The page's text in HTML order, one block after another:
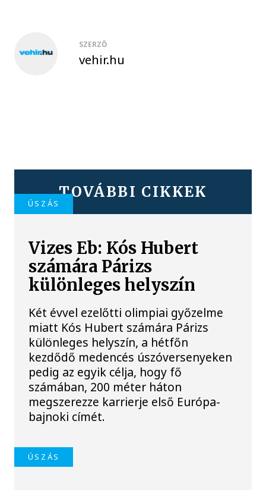
SZERZŐ
vehir.hu
TOVÁBBI CIKKEK
ÚSZÁS
Vizes Eb: Kós Hubert
számára Párizs
különleges helyszín
Két évvel ezelőtti olimpiai győzelme
miatt Kós Hubert számára Párizs
különleges helyszín, a hétfőn
kezdődő medencés úszóversenyeken
pedig az egyik célja, hogy fő
számában, 200 méter háton
megszerezze karrierje első Európa-
bajnoki címét.
ÚSZÁS